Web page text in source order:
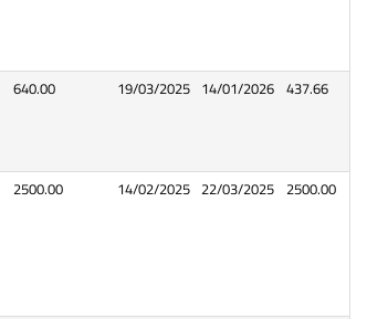
640.00 19/03/2025 14/01/2026 437.66
2500.00 14/02/2025 22/03/2025 2500.00